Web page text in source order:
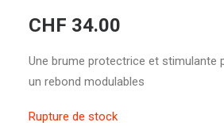
CHF 34.00
Une brume protectrice et stimulante
un rebond modulables
Rupture de stock